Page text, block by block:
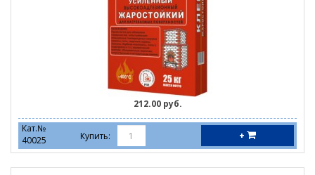
212.00 руб.
Кат.№
40025
Купить: +